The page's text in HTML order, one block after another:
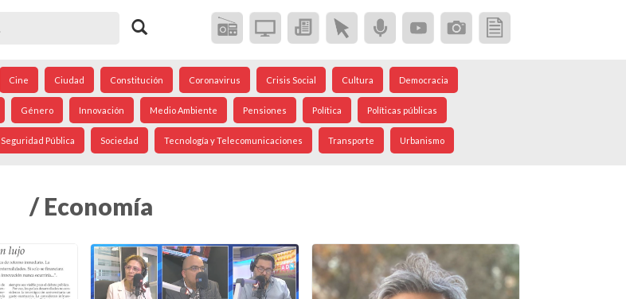
Cine Ciudad Constitución Coronavirus Crisis Social Cultura Democracia
Género Innovación Medio Ambiente Pensiones Política Políticas públicas
Seguridad Pública Sociedad Tecnología y Telecomunicaciones Transporte Urbanismo
/ Economía